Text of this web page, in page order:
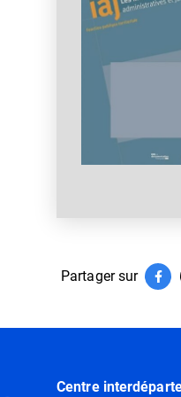
Partager sur
Centre